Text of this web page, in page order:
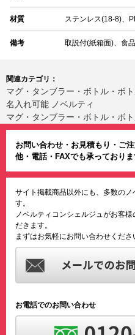
材質 ステンレス(18-8)、
備考 取説付(紙箱面)、食
関連カテゴリ：
マグ・タンブラー・ボトル・ボ
名入れ可能 ノベルティ
マグ・タンブラー・ボトル・ボ
お問い合わせ・お見積もり・ご
他・電話・FAXでも承っており
サイト掲載商品以外にも、多数の
す。
ノベルティコンシェルジュがお客
だきます。
まずはお気軽にお問い合わせくださ
お電話でのお問い合わせ